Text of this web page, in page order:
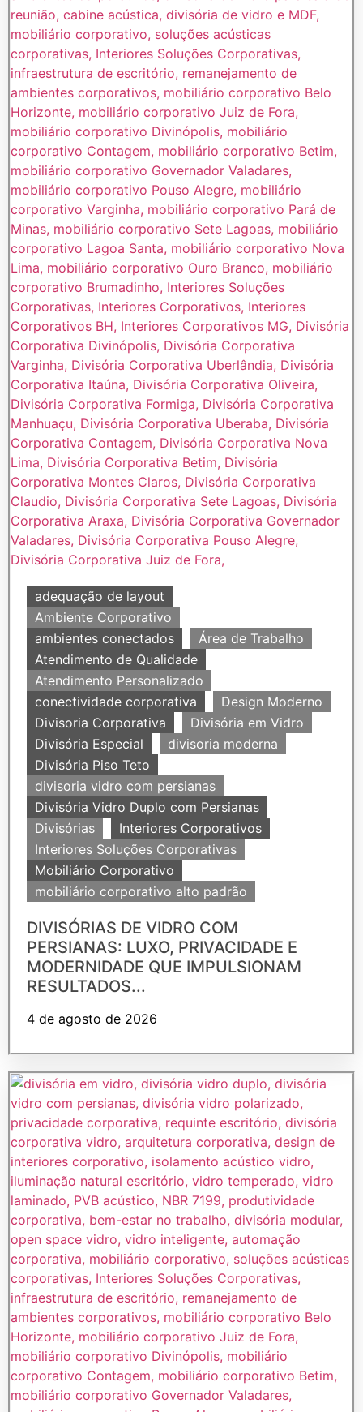
adequação de layout
Ambiente Corporativo
ambientes conectados
Área de Trabalho
Atendimento de Qualidade
Atendimento Personalizado
conectividade corporativa
Design Moderno
Divisoria Corporativa
Divisória em Vidro
Divisória Especial
divisoria moderna
Divisória Piso Teto
divisoria vidro com persianas
Divisória Vidro Duplo com Persianas
Divisórias
Interiores Corporativos
Interiores Soluções Corporativas
Mobiliário Corporativo
mobiliário corporativo alto padrão
DIVISÓRIAS DE VIDRO COM
PERSIANAS: LUXO, PRIVACIDADE E
MODERNIDADE QUE IMPULSIONAM
RESULTADOS...
4 de agosto de 2026